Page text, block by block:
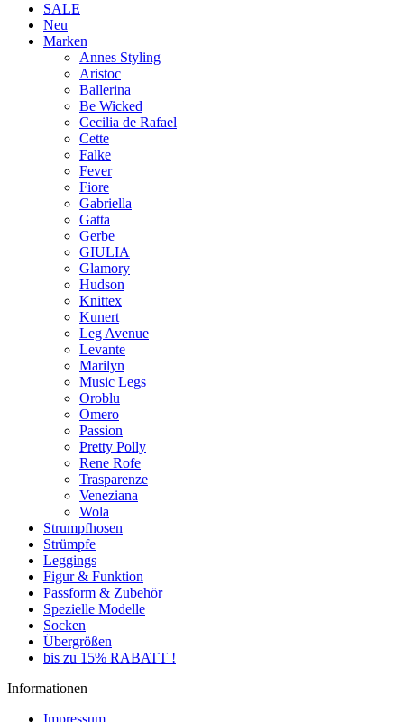
SALE
Neu
Marken
Annes Styling
Aristoc
Ballerina
Be Wicked
Cecilia de Rafael
Cette
Falke
Fever
Fiore
Gabriella
Gatta
Gerbe
GIULIA
Glamory
Hudson
Knittex
Kunert
Leg Avenue
Levante
Marilyn
Music Legs
Oroblu
Omero
Passion
Pretty Polly
Rene Rofe
Trasparenze
Veneziana
Wola
Strumpfhosen
Strümpfe
Leggings
Figur & Funktion
Passform & Zubehör
Spezielle Modelle
Socken
Übergrößen
bis zu 15% RABATT !
Informationen
Impressum